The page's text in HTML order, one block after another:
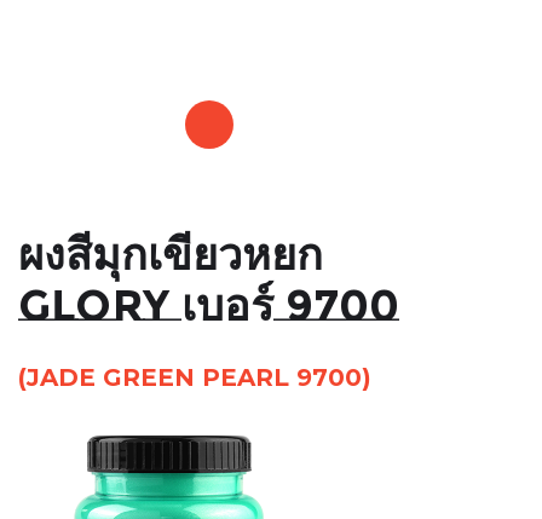
GLORY
ผงสีมุกเขียวหยก
GLORY เบอร์ 9700
(JADE GREEN PEARL 9700)